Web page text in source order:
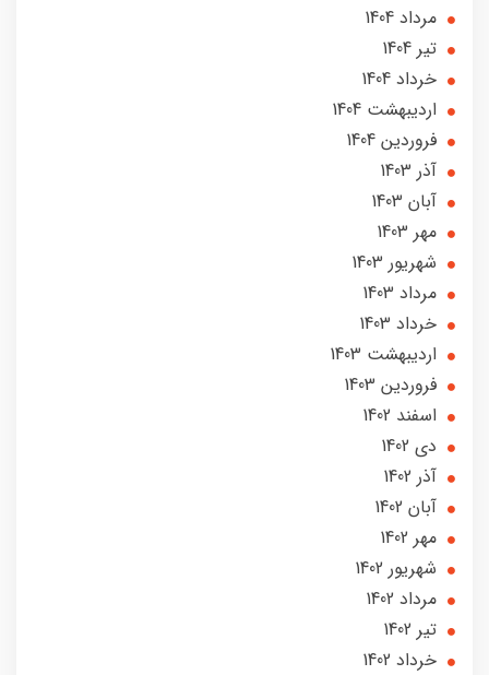
مرداد 1404
تير 1404
خرداد 1404
ارديبهشت 1404
فروردین 1404
آذر 1403
آبان 1403
مهر 1403
شهریور 1403
مرداد 1403
خرداد 1403
ارديبهشت 1403
فروردین 1403
اسفند 1402
دی 1402
آذر 1402
آبان 1402
مهر 1402
شهریور 1402
مرداد 1402
تير 1402
خرداد 1402